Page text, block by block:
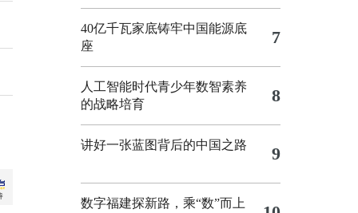
40亿千瓦家底铸牢中国能源底
座
7
人工智能时代青少年数智素养
的战略培育
8
讲好一张蓝图背后的中国之路 9
数字福建探新路，乘“数”而上